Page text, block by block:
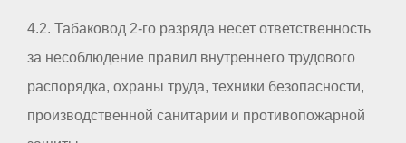
4.2. Табаковод 2-го разряда несет ответственность
за несоблюдение правил внутреннего трудового
распорядка, охраны труда, техники безопасности,
производственной санитарии и противопожарной